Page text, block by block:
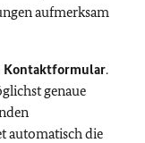
aufmerksam
Kontaktformular.
genaue
automatisch die